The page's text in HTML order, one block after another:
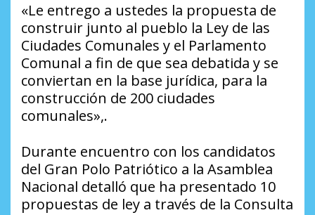
«Le entrego a ustedes la propuesta de
construir junto al pueblo la Ley de las
Ciudades Comunales y el Parlamento
Comunal a fin de que sea debatida y se
conviertan en la base jurídica, para la
construcción de 200 ciudades
comunales»,.
Durante encuentro con los candidatos
del Gran Polo Patriótico a la Asamblea
Nacional detalló que ha presentado 10
propuestas de ley a través de la Consulta